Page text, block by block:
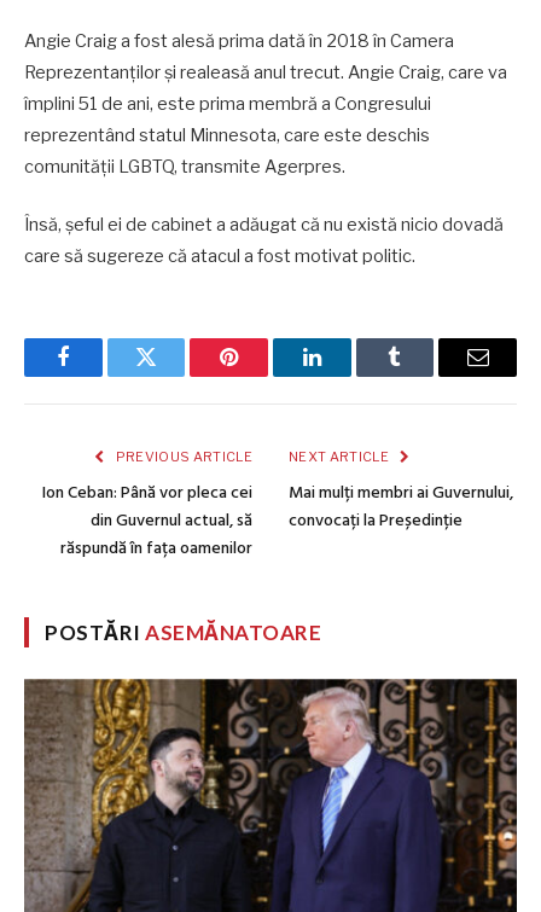
Angie Craig a fost alesă prima dată în 2018 în Camera
Reprezentanţilor şi realeasă anul trecut. Angie Craig, care va
împlini 51 de ani, este prima membră a Congresului
reprezentând statul Minnesota, care este deschis
comunității LGBTQ, transmite Agerpres.
Însă, șeful ei de cabinet a adăugat că nu există nicio dovadă
care să sugereze că atacul a fost motivat politic.
FacebookTwitter Pinterest LinkedInTumblr Email
PREVIOUS ARTICLE
Ion Ceban: Până vor pleca cei
din Guvernul actual, să
răspundă în fața oamenilor
NEXT ARTICLE
Mai mulți membri ai Guvernului,
convocați la Președinție
POSTĂRIASEMĂNATOARE